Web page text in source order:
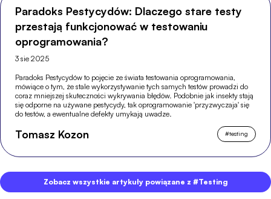
Paradoks Pestycydów: Dlaczego stare testy
przestają funkcjonować w testowaniu
oprogramowania?
3 sie 2025
Paradoks Pestycydów to pojęcie ze świata testowania oprogramowania,
mówiące o tym, że stale wykorzystywanie tych samych testów prowadzi do
coraz mniejszej skuteczności wykrywania błędów. Podobnie jak insekty stają
się odporne na używane pestycydy, tak oprogramowanie 'przyzwyczaja' się
do testów, a ewentualne defekty umykają uwadze.
Tomasz Kozon #testing
Zobacz wszystkie artykuły powiązane z #Testing